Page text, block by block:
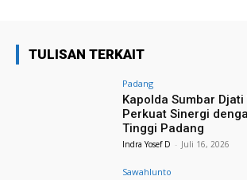
TULISAN TERKAIT
Padang
Kapolda Sumbar
Perkuat Sinergi
Tinggi Padang
Indra Yosef D - Juli 16, 2026
Sawahlunto